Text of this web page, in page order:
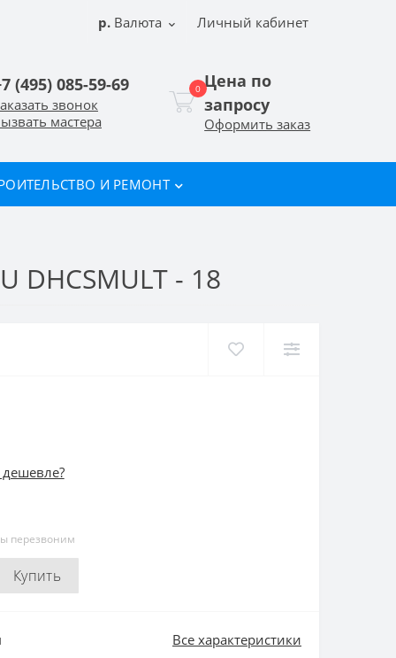
р. Валюта Личный кабинет
(495) 085-59-69
звонок
мастера
0 Цена по
запросу
Оформить заказ
И РЕМОНТ
- 18
перезвоним
Купить
Все характеристики